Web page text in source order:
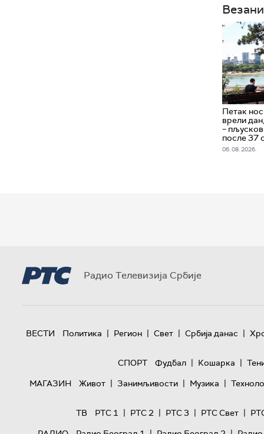
Петак
врели
–
после 37
06. 08. 2026.
Радио Телевизија Србије
ВЕСТИ Политика | Регион | Свет | Србија данас |
СПОРТ Фудбал | Кошарка |
МАГАЗИН
Живот | Занимљивости | Музика |
ТВ РТС 1 | РТС 2 | РТС 3 | РТС Свет |